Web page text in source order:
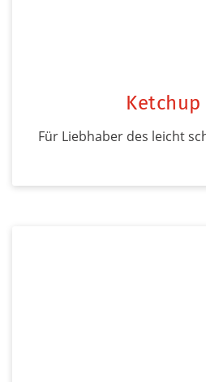
Für Liebhaber des leicht